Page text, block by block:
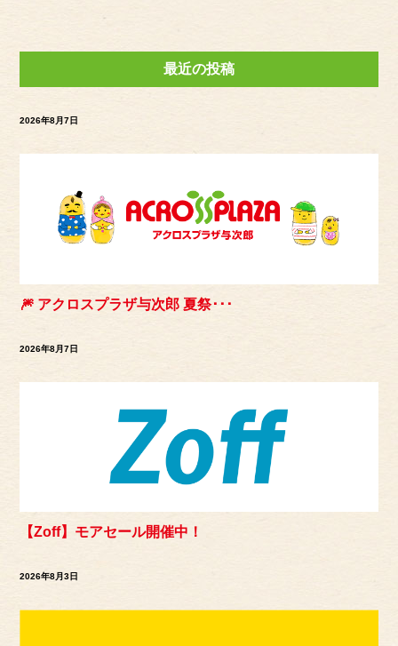
最近の投稿
2026年8月7日
🎆 アクロスプラザ与次郎 夏祭･･･
2026年8月7日
【Zoff】モアセール開催中！
2026年8月3日